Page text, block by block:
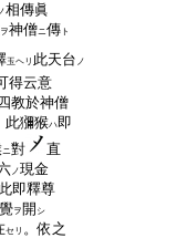
相傳眞
ヲ神僧ニ傳 ト
玉ヘリ 此天台 ノ
得云意
教於神僧
此獼猴ハ即
ニ對
直
ノ現金
即釋尊
ヲ 開 シ
セリ 。依之